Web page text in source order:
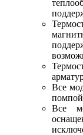
Все
Все